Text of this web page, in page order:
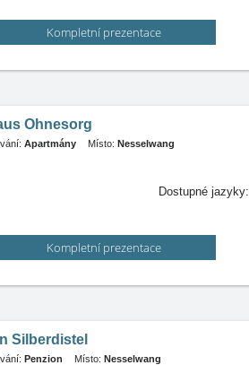
Kompletní prezentace
Ohnesorg
Apartmány Místo: Nesselwang
Dostupné jazyky:
Kompletní prezentace
Silberdistel
Penzion Místo: Nesselwang